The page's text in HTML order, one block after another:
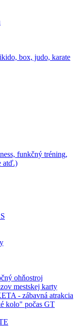
box, judo, karate
funkčný tréning,
atď.)
ohňostroj
mestskej karty
- zábavná atrakcia
kolo" počas GT